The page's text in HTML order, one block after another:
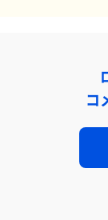
コ